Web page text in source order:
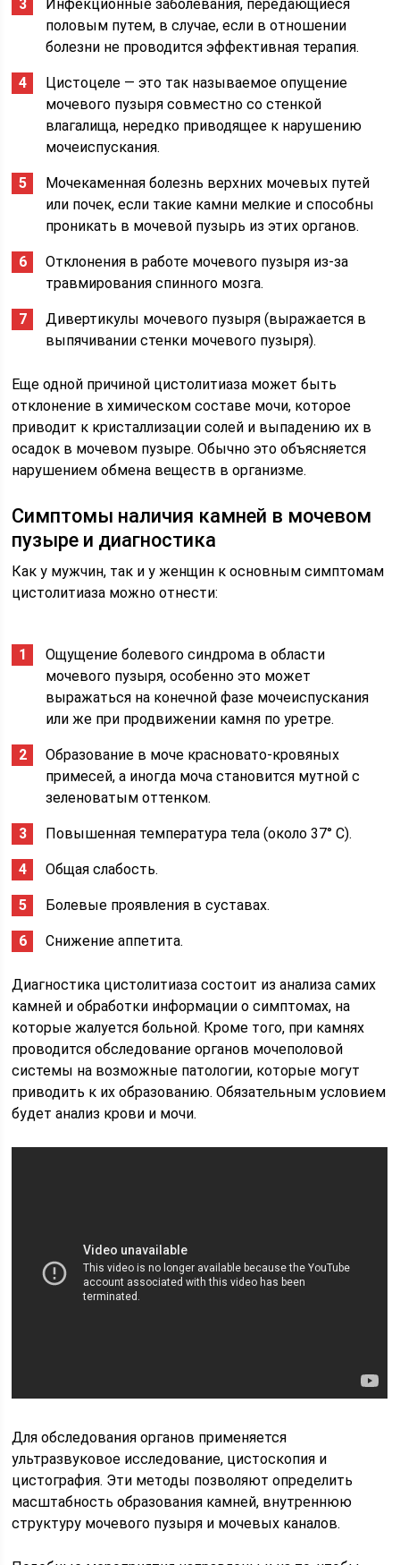
Инфекционные заболевания, передающиеся
половым путем, в случае, если в отношении
болезни не проводится эффективная терапия.
Цистоцеле — это так называемое опущение
мочевого пузыря совместно со стенкой
влагалища, нередко приводящее к нарушению
мочеиспускания.
Мочекаменная болезнь верхних мочевых путей
или почек, если такие камни мелкие и способны
проникать в мочевой пузырь из этих органов.
Отклонения в работе мочевого пузыря из-за
травмирования спинного мозга.
Дивертикулы мочевого пузыря (выражается в
выпячивании стенки мочевого пузыря).
Еще одной причиной цистолитиаза может быть
отклонение в химическом составе мочи, которое
приводит к кристаллизации солей и выпадению их в
осадок в мочевом пузыре. Обычно это объясняется
нарушением обмена веществ в организме.
Симптомы наличия камней в мочевом
пузыре и диагностика
Как у мужчин, так и у женщин к основным симптомам
цистолитиаза можно отнести:
Ощущение болевого синдрома в области
мочевого пузыря, особенно это может
выражаться на конечной фазе мочеиспускания
или же при продвижении камня по уретре.
Образование в моче красновато-кровяных
примесей, а иногда моча становится мутной с
зеленоватым оттенком.
Повышенная температура тела (около 37° С).
Общая слабость.
Болевые проявления в суставах.
Снижение аппетита.
Диагностика цистолитиаза состоит из анализа самих
камней и обработки информации о симптомах, на
которые жалуется больной. Кроме того, при камнях
проводится обследование органов мочеполовой
системы на возможные патологии, которые могут
приводить к их образованию. Обязательным условием
будет анализ крови и мочи.
Для обследования органов применяется
ультразвуковое исследование, цистоскопия и
цистография. Эти методы позволяют определить
масштабность образования камней, внутреннюю
структуру мочевого пузыря и мочевых каналов.